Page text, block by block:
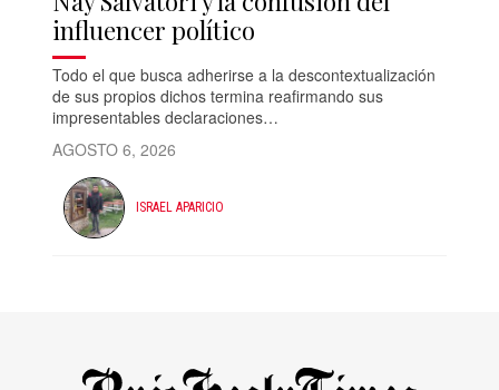
influencer político
Todo el que busca adherirse a la descontextualización
de sus propios dichos termina reafirmando sus
impresentables declaraciones…
AGOSTO 6, 2026
ISRAEL APARICIO